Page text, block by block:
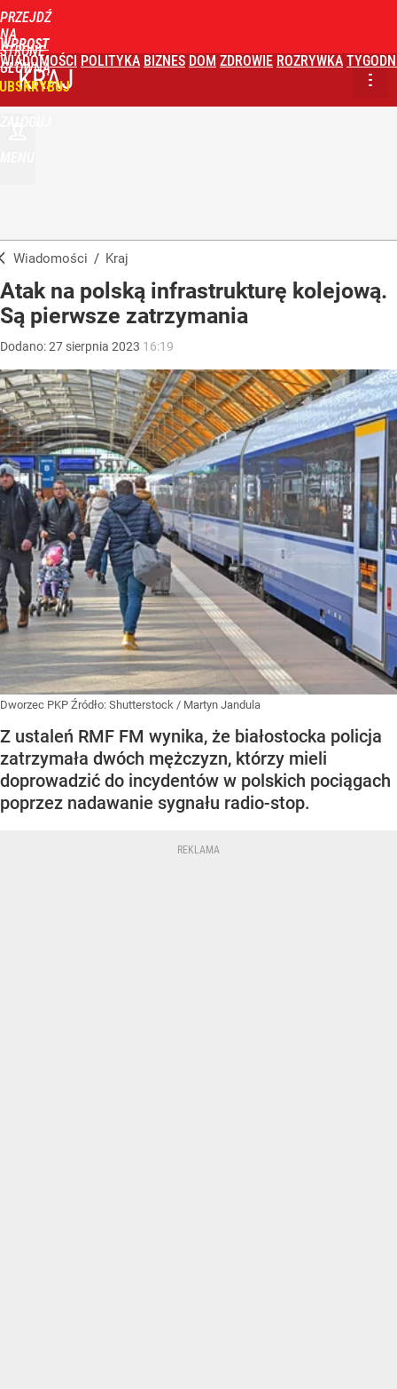
PRZEJDŹ
NA
STRONĘ
GŁÓWNĄ
WPROST
WIADOMOŚCI POLITYKA BIZNES DOM ZDROWIE ROZRYWKA
KRAJ
Wiadomości / Kraj
Atak na polską infrastrukturę kolejową.
Są pierwsze zatrzymania
Dodano:27 sierpnia 2023 16:19
Dworzec PKP Źródło: Shutterstock / Martyn Jandula
Z ustaleń RMF FM wynika, że białostocka policja
zatrzymała dwóch mężczyzn, którzy mieli
doprowadzić do incydentów w polskich pociągach
poprzez nadawanie sygnału radio-stop.